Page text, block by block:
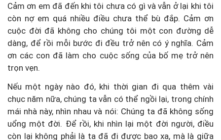
Cảm ơn em đã đến khi tôi chưa có gì và vẫn ở lại khi tôi
còn nợ em quá nhiều điều chưa thể bù đắp. Cảm ơn
cuộc đời đã không cho chúng tôi một con đường dễ
dàng, để rồi mỗi bước đi đều trở nên có ý nghĩa. Cảm
ơn các con đã làm cho cuộc sống của bố mẹ trở nên
trọn vẹn.
Nếu một ngày nào đó, khi thời gian đi qua thêm vài
chục năm nữa, chúng ta vẫn có thể ngồi lại, trong chính
mái nhà này, nhìn nhau và nói: Chúng ta đã không sống
uổng một đời. Để rồi, khi nhìn lại một đời người, điều
còn lại không phải là ta đã đi được bao xa, mà là giữa